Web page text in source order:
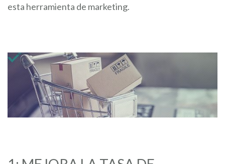
esta herramienta de marketing.